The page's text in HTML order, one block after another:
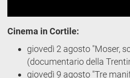
Cinema in Cortile:
giovedì 2 agosto "Moser,
(documentario della
giovedì 9 agosto "Tre